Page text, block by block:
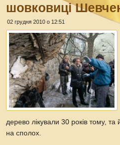
шовковиці
02 грудня 2010 о 12:51
дерево лікували 30 років тому,
на сполох.